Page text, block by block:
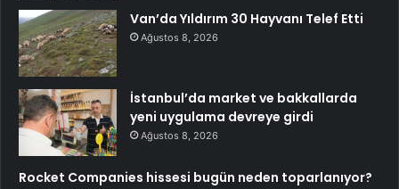
Van’da Yıldırım 30 Hayvanı Telef Etti
Ağustos 8, 2026
İstanbul’da market ve bakkallarda
yeni uygulama devreye girdi
Ağustos 8, 2026
Rocket Companies hissesi bugün neden toparlanıyor?